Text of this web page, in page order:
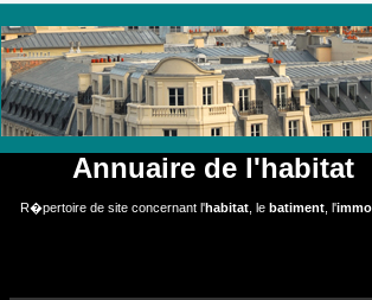
Annuaire de l'habitat
R�pertoire de site concernant l'habitat , le batiment , l'